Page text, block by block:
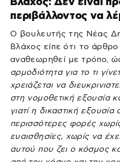
περιβάλλοντος να
Ο βουλευτής της Νέας
Βλάχος είπε ότι το άρθρο
αναθεωρηθεί με τρόπο,
αρμοδιότητα για το τι
χρειάζεται να
στη νομοθετική εξουσία
γιατί η δικαστική εξουσία
περισσότερες φορές
ευαισθησίες, χωρίς να
αυτού που ζει ο κόσμος